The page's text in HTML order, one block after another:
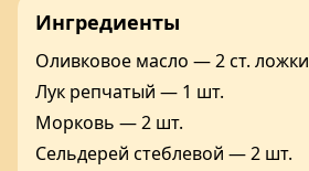
Ингредиенты
Оливковое масло — 2 ст. ложки
Лук репчатый — 1 шт.
Морковь — 2 шт.
Сельдерей стеблевой — 2 шт.